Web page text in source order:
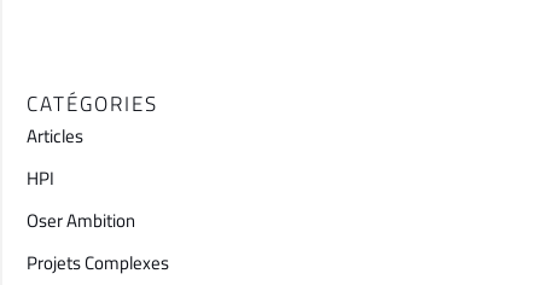
CATÉGORIES
Articles
HPI
Oser Ambition
Projets Complexes